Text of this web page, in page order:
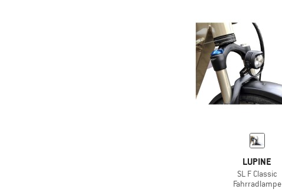
LUPINE
SL F Classic
Fahrradlampe